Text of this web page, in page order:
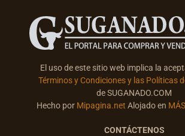
El uso de este sitio web implica la
Términos y Condiciones y las Políticas
de SUGANADO.COM
Hecho por Mipagina.net Alojado en
CONTÁCTENOS